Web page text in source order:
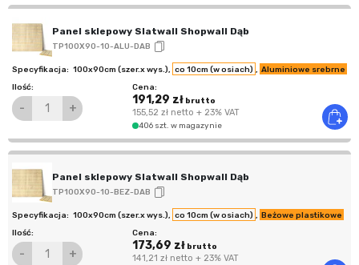
Panel sklepowy Slatwall Shopwall Dąb
TP100X90-10-ALU-DAB
100x90cm (szer.x wys.), co 10cm (w osiach) , Aluminiowe srebrne
- +
191,29 złbrutto
155,52 złnetto + 23% VAT
406 szt. w magazynie
Panel sklepowy Slatwall Shopwall Dąb
TP100X90-10-BEZ-DAB
100x90cm (szer.x wys.), co 10cm (w osiach) , Beżowe plastikowe
- +
173,69 złbrutto
141,21 złnetto + 23% VAT